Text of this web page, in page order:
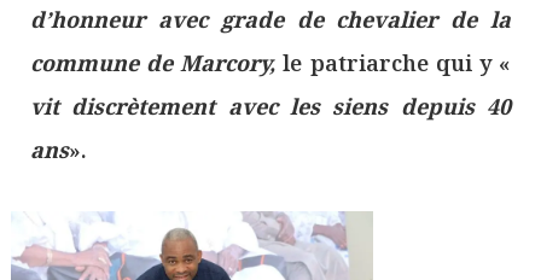
d’honneur avec grade de chevalier de la
commune de Marcory, le patriarche qui y «
vit discrètement avec les siens depuis 40
ans».